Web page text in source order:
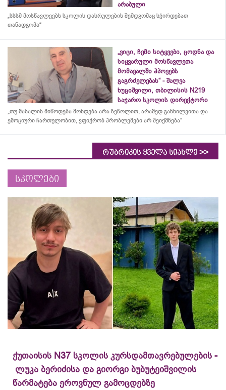
არაბული
„სსსმ მოსწავლეებს სკოლის დასრულების შემდგომაც სჭირდებათ
თანადგომა“
„ვიცი, ჩემი სიტყვები, ცოდნა და
სიყვარული მოსწავლეთა
მომავალში ჰპოვებს
გაგრძელებას“ - შალვა
ხუციშვილი, თბილისის N219
საჯარო სკოლის დირექტორი
„თუ მასალის მიწოდება მოხდება არა ზეწოლით, არამედ განხილვითა და
ემოციური ჩართულობით, ვფიქრობ პრობლემები არ შეიქმნება“
რუბრიკის ყველა სიახლე >>
სკოლები
ქუთაისის N37 სკოლის კურსდამთავრებულების -
ლუკა ბერიძისა და გიორგი ბუბუტეიშვილის
წარმატება ეროვნულ გამოცდებზე